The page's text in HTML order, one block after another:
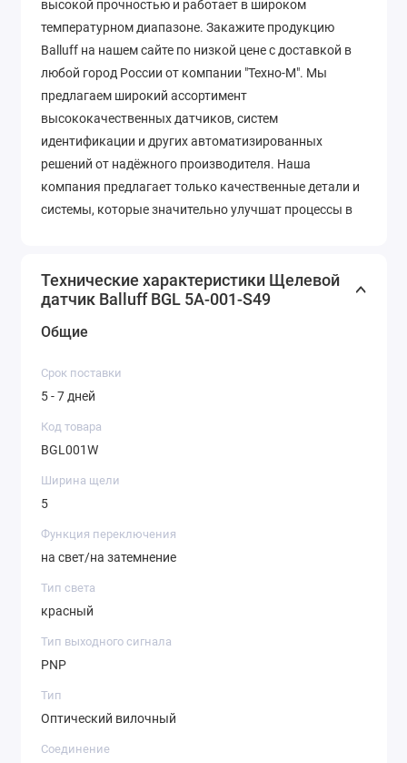
высокой прочностью и работает в широком
температурном диапазоне. Закажите продукцию
Balluff на нашем сайте по низкой цене с доставкой в
любой город России от компании "Техно-М". Мы
предлагаем широкий ассортимент
высококачественных датчиков, систем
идентификации и других автоматизированных
решений от надёжного производителя. Наша
компания предлагает только качественные детали и
системы, которые значительно улучшат процессы в
цены и комплексное обслуживание, звоните по
телефону +7 (343) 318-28-00 для консультации.
Технические характеристики Щелевой
датчик Balluff BGL 5A-001-S49
Общие
Срок поставки
5 - 7 дней
Код товара
BGL001W
Ширина щели
5
Функция переключения
на свет/на затемнение
Тип света
красный
Тип выходного сигнала
PNP
Тип
Оптический вилочный
Соединение